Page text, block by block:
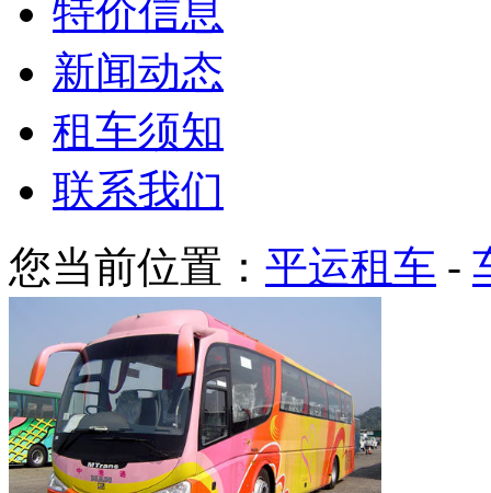
特价信息
新闻动态
租车须知
联系我们
您当前位置： 平运租车 -